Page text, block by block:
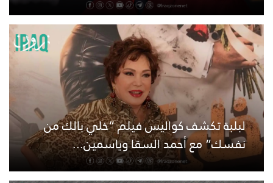
لبلبة تكشف كواليس فيلم “خلي بالك من
نفسك” مع أحمد السقا وياسمين...